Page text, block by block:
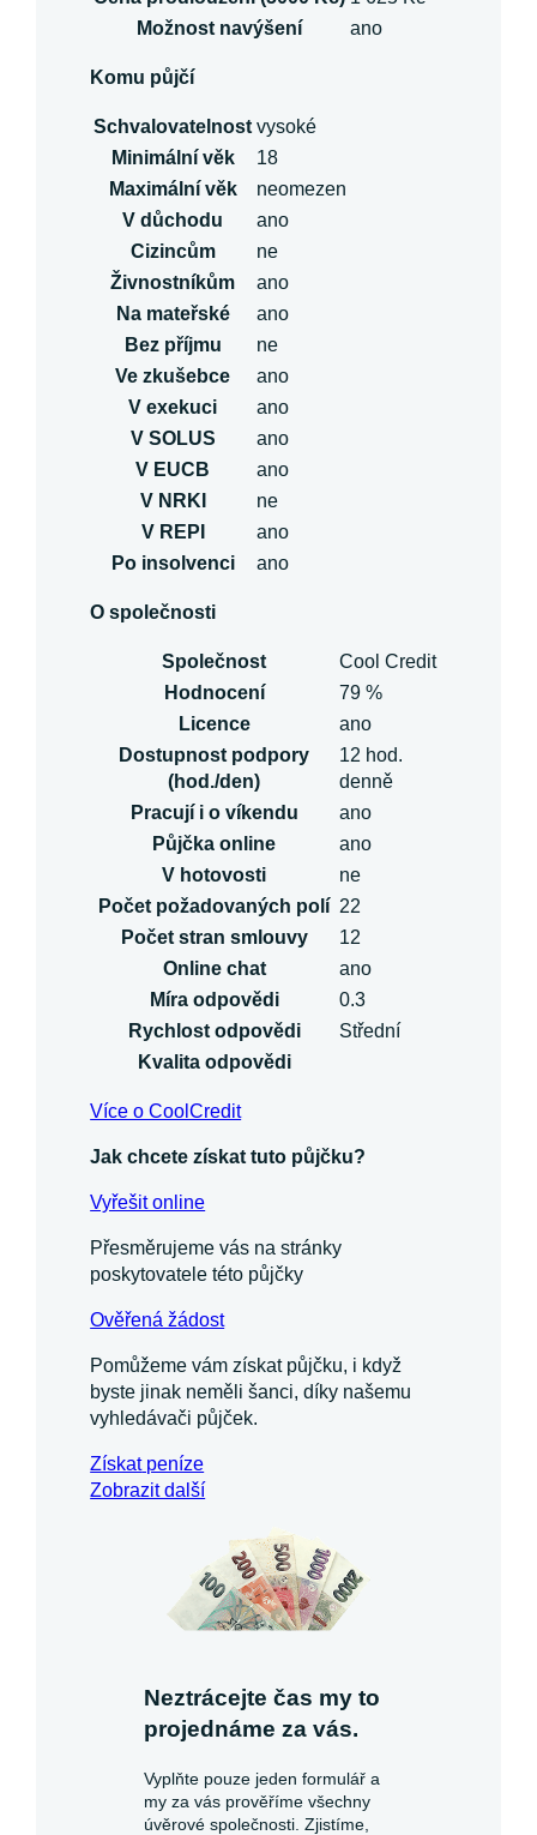
Možnost navýšení
ano
Komu půjčí
Schvalovatelnost vysoké
Minimální věk
18
Maximální věk
neomezen
V důchodu
ano
Cizincům
ne
Živnostníkům
ano
Na mateřské
ano
Bez příjmu
ne
Ve zkušebce
ano
V exekuci
ano
V SOLUS
ano
V EUCB
ano
V NRKI
ne
V REPI
ano
Po insolvenci
ano
O společnosti
Společnost
Cool Credit
Hodnocení
79 %
Licence
ano
Dostupnost podpory
(hod./den)
12 hod.
denně
Pracují i o víkendu
ano
Půjčka online
ano
V hotovosti
ne
Počet požadovaných polí 22
Počet stran smlouvy
12
Online chat
ano
Míra odpovědi
0.3
Rychlost odpovědi
Střední
Kvalita odpovědi
Více o CoolCredit
Jak chcete získat tuto půjčku?
Vyřešit online
Přesměrujeme vás na stránky
poskytovatele této půjčky
Ověřená žádost
Pomůžeme vám získat půjčku, i když
byste jinak neměli šanci, díky našemu
vyhledávači půjček.
Získatpeníze
Zobrazit další
Neztrácejte čas my to
projednáme za vás.
Vyplňte pouze jeden formulář a
my za vás prověříme všechny
úvěrové společnosti. Zjistíme,